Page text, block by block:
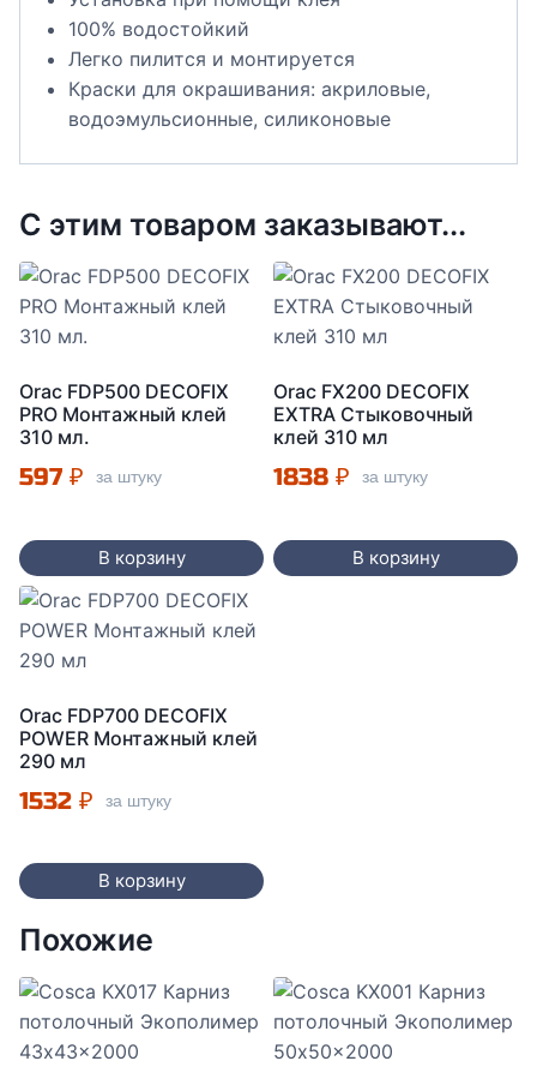
100% водостойкий
Легко пилится и монтируется
Краски для окрашивания: акриловые,
водоэмульсионные, силиконовые
С этим товаром заказывают...
Orac FDP500 DECOFIX
PRO Монтажный клей
310 мл.
597 ₽ за штуку
В корзину
Orac FX200 DECOFIX
EXTRA Стыковочный
клей 310 мл
1838 ₽ за штуку
В корзину
Orac FDP700 DECOFIX
POWER Монтажный клей
290 мл
1532 ₽ за штуку
В корзину
Похожие